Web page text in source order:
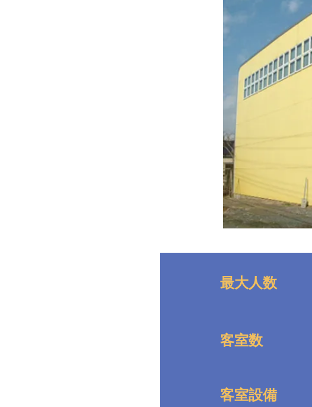
最大人数
客室数
客室設備